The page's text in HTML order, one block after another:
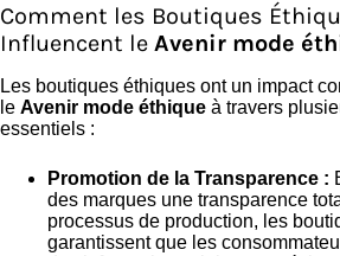
Comment les Boutiques
Influencent le Avenir mode
Les boutiques éthiques ont un impact
le Avenir mode éthique à travers
essentiels :
Promotion de la Transparence :
des marques une transparence
processus de production, les
garantissent que les